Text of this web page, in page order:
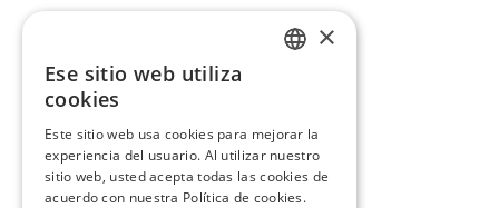
×
Ese sitio web utiliza
cookies
Este sitio web usa cookies para mejorar la
experiencia del usuario. Al utilizar nuestro
sitio web, usted acepta todas las cookies de
acuerdo con nuestra Política de cookies.